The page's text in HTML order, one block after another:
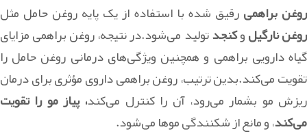
روغن براهمیرقیق شده با استفاده از یک پایه روغن حامل مثل
روغن نارگیلوکنجدتولید می‌شود.در نتیجه، روغن براهمی مزایای
گیاه دارویی براهمی و همچنین ویژگی‌های درمانی روغن حامل را
تقویت می‌کند.بدین ترتیب، روغن براهمی داروی مؤثری برای درمان
ریزش مو بشمار می‌رود، آن را کنترل می‌کند، پیاز مو را تقویت
می‌کند، و مانع از شکنندگی موها می‌شود.